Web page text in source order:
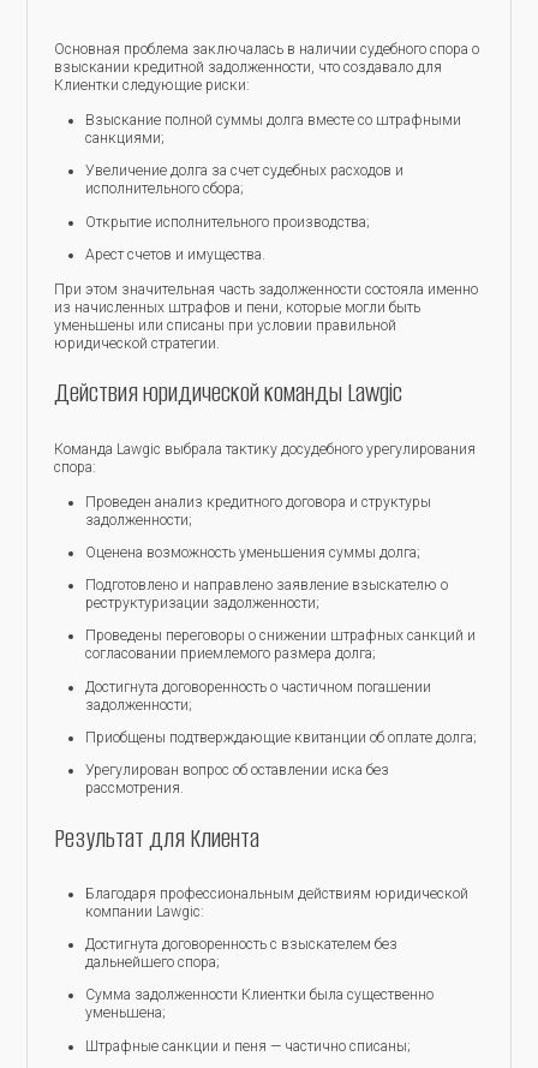
Основная проблема заключалась в наличии судебного спора о
взыскании кредитной задолженности, что создавало для
Клиентки следующие риски:
Взыскание полной суммы долга вместе со штрафными
санкциями;
Увеличение долга за счет судебных расходов и
исполнительного сбора;
Открытие исполнительного производства;
Арест счетов и имущества.
При этом значительная часть задолженности состояла именно
из начисленных штрафов и пени, которые могли быть
уменьшены или списаны при условии правильной
юридической стратегии.
Действия юридической команды Lawgic
Команда Lawgic выбрала тактику досудебного урегулирования
спора:
Проведен анализ кредитного договора и структуры
задолженности;
Оценена возможность уменьшения суммы долга;
Подготовлено и направлено заявление взыскателю о
реструктуризации задолженности;
Проведены переговоры о снижении штрафных санкций и
согласовании приемлемого размера долга;
Достигнута договоренность о частичном погашении
задолженности;
Приобщены подтверждающие квитанции об оплате долга;
Урегулирован вопрос об оставлении иска без
рассмотрения.
Результат для Клиента
Благодаря профессиональным действиям юридической
компании Lawgic:
Достигнута договоренность с взыскателем без
дальнейшего спора;
Сумма задолженности Клиентки была существенно
уменьшена;
Штрафные санкции и пеня — частично списаны;